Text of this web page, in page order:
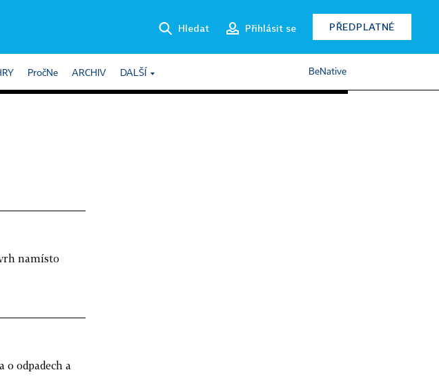
Hledat Přihlásit se PŘEDPLATNÉ
PročNe ARCHIV DALŠÍ BeNative
namísto
odpadech a